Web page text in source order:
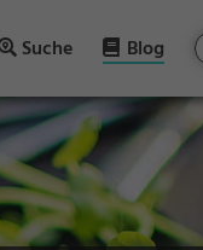
Suche Blog